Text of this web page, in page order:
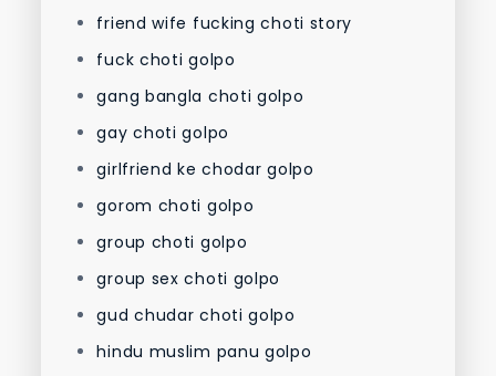
friend wife fucking choti story
fuck choti golpo
gang bangla choti golpo
gay choti golpo
girlfriend ke chodar golpo
gorom choti golpo
group choti golpo
group sex choti golpo
gud chudar choti golpo
hindu muslim panu golpo